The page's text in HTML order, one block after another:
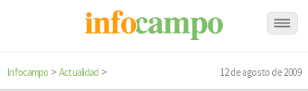
Infocampo > Actualidad > 12 de agosto de 2009